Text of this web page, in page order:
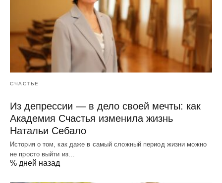
СЧАСТЬЕ
Из депрессии — в дело своей мечты: как
Академия Счастья изменила жизнь
Натальи Себало
История о том, как даже в самый сложный период жизни можно
не просто выйти из…
% дней назад